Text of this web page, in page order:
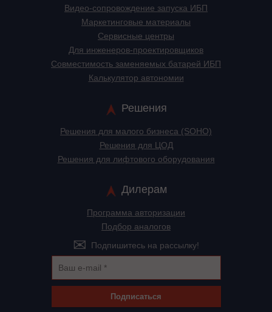
Видео-сопровождение запуска ИБП
Маркетинговые материалы
Сервисные центры
Для инженеров-проектировщиков
Cовместимость заменяемых батарей ИБП
Калькулятор автономии
Решения
Решения для малого бизнеса (SOHO)
Решения для ЦОД
Решения для лифтового оборудования
Дилерам
Программа авторизации
Подбор аналогов
Подпишитесь на рассылку!
Подписаться